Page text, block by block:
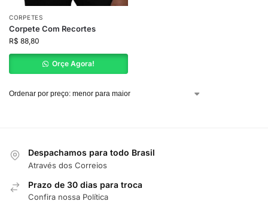
CORPETES
Corpete Com Recortes
R$ 88,80
Orçe Agora!
Despachamos para todo Brasil
Através dos Correios
Prazo de 30 dias para troca
Confira nossa Política